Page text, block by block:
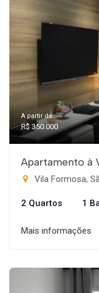
A partir de:
R$ 350.000
Apartamento à
Vila Formosa,
2 Quartos 1
Mais informações